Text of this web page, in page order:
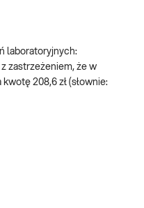
laboratoryjnych:
zastrzeżeniem, że w
208,6 zł (słownie: